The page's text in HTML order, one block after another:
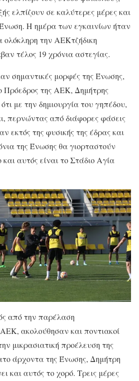
ελπίζουν σε καλύτερες μέρες και
Ένωση. Η ημέρα των εγκαινίων ήταν
ολόκληρη την ΑΕΚτζήδικη
τέλος 19 χρόνια αστεγίας.
σημαντικές μορφές της Ένωσης,
Πρόεδρος της ΑΕΚ, Δημήτρης
με την δημιουργία του γηπέδου,
περνώντας από διάφορες φάσεις
εκτός της φυσικής της έδρας και
της Ένωσης θα γιορταστούν
αυτός είναι το Στάδιο Αγία
από την παρέλαση
ακολούθησαν και ποντιακοί
μικρασιατική προέλευση της
άρχοντα της Ένωσης, Δημήτρη
και αυτός το χορό. Τρεις μέρες